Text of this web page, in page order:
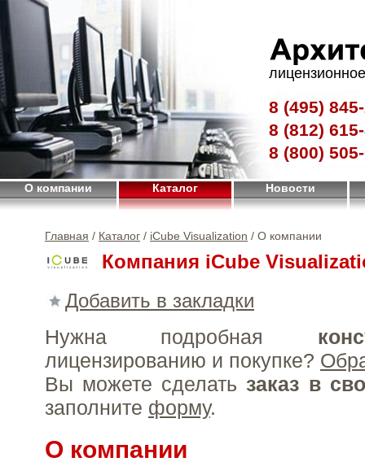
8 (495)
8 (812)
8 (800)
О компании Каталог Новости
Главная / Каталог / iCube Visualization / О компании
Компания iCube
Добавить в закладки
Нужна подробная
лицензированию и покупке?
Вы можете сделать заказ в
заполните форму.
О компании